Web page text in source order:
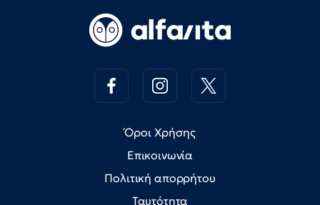
Όροι Χρήσης
Επικοινωνία
Πολιτική απορρήτου
Ταυτότητα